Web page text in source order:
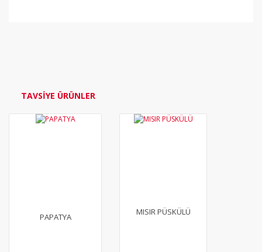
TAVSİYE ÜRÜNLER
PAPATYA MISIR PÜSKÜLÜ